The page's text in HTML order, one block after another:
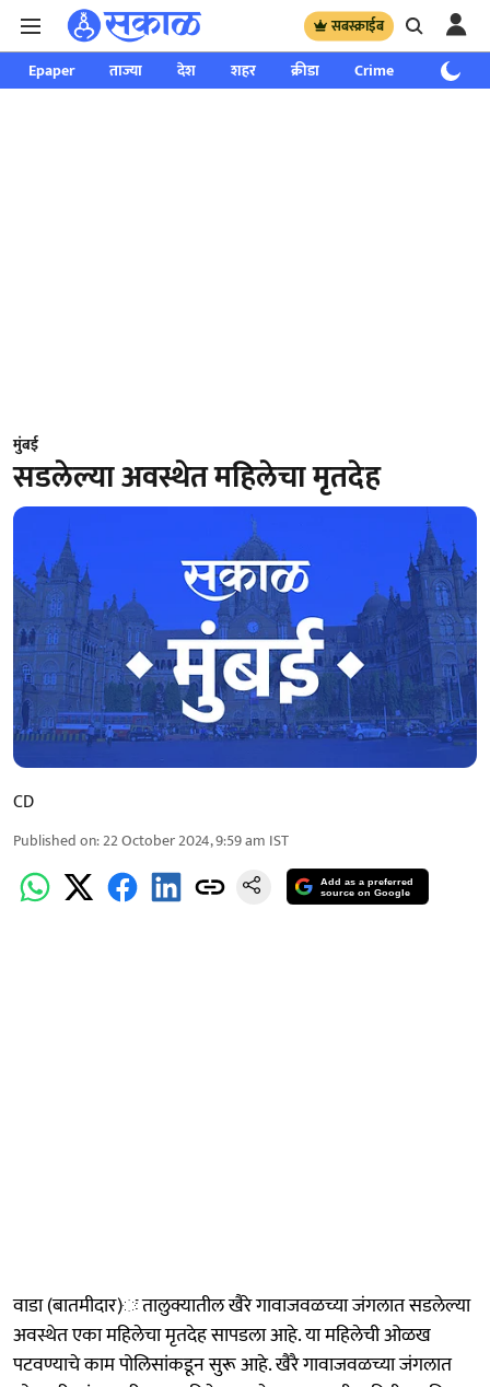
सबस्क्राईब
Epaper ताज्या देश शहर क्रीडा Crime साप्ताहिक
मुंबई
सडलेल्या अवस्थेत महिलेचा मृतदेह
CD
Published on:22 October 2024, 9:59 am IST
Add as a preferred
source on Google
वाडा (बातमीदार)ः तालुक्यातील खैरे गावाजवळच्या जंगलात सडलेल्या
अवस्थेत एका महिलेचा मृतदेह सापडला आहे. या महिलेची ओळख
पटवण्याचे काम पोलिसांकडून सुरू आहे. खैरै गावाजवळच्या जंगलात